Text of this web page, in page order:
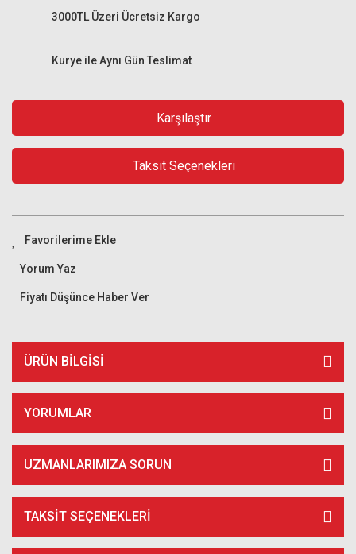
Kurye ile Aynı Gün Teslimat
3000TL Üzeri Ücretsiz Kargo
Karşılaştır
Taksit Seçenekleri
Yorum Yaz
Fiyatı Düşünce Haber Ver
ÜRÜN BILGISI
YORUMLAR
UZMANLARIMIZA SORUN
TAKSIT SEÇENEKLERI